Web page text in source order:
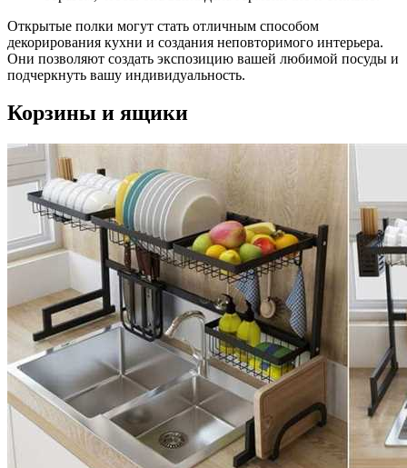
Открытые полки могут стать отличным способом
декорирования кухни и создания неповторимого интерьера.
Они позволяют создать экспозицию вашей любимой посуды и
подчеркнуть вашу индивидуальность.
Корзины и ящики